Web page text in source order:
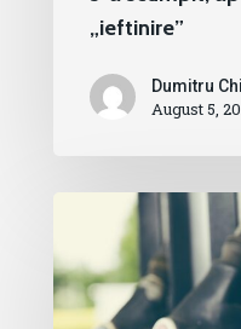
„ieftinire”
Dumitru
August 5,